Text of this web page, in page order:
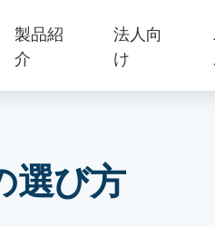
製品紹
介
法人向
け
選び方